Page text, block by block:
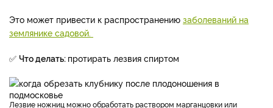
Это может привести к распространению заболеваний на
землянике садовой.
✅ Что делать: протирать лезвия спиртом
Лезвие ножниц можно обработать раствором марганцовки или